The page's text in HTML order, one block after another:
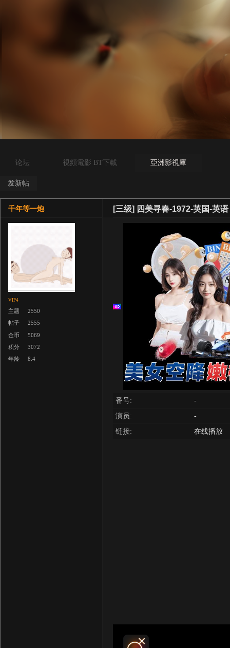
论坛 視頻電影 BT下載 亞洲影視庫
发新帖
[三级] 四美寻春-1972-英国-英语
千年等一炮
VIP4
主题
2550
帖子
2555
金币
5069
积分
3072
年龄
8.4
番号:
-
演员:
-
链接:
在线播放